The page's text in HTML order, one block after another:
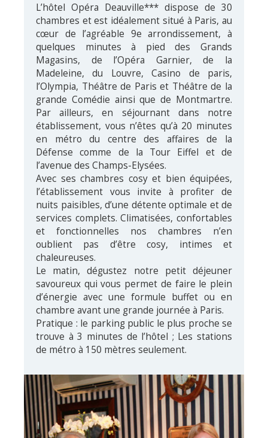
L’hôtel Opéra Deauville*** dispose de 30
chambres et est idéalement situé à Paris, au
cœur de l’agréable 9e arrondissement, à
quelques minutes à pied des Grands
Magasins, de l’Opéra Garnier, de la
Madeleine, du Louvre, Casino de paris,
l’Olympia, Théâtre de Paris et Théâtre de la
grande Comédie ainsi que de Montmartre.
Par ailleurs, en séjournant dans notre
établissement, vous n’êtes qu’à 20 minutes
en métro du centre des affaires de la
Défense comme de la Tour Eiffel et de
l’avenue des Champs-Elysées.
Avec ses chambres cosy et bien équipées,
l’établissement vous invite à profiter de
nuits paisibles, d’une détente optimale et de
services complets. Climatisées, confortables
et fonctionnelles nos chambres n’en
oublient pas d’être cosy, intimes et
chaleureuses.
Le matin, dégustez notre petit déjeuner
savoureux qui vous permet de faire le plein
d’énergie avec une formule buffet ou en
chambre avant une grande journée à Paris.
Pratique : le parking public le plus proche se
trouve à 3 minutes de l’hôtel ; Les stations
de métro à 150 mètres seulement.